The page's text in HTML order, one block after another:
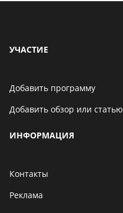
УЧАСТИЕ
Добавить программу
Добавить обзор или статью
ИНФОРМАЦИЯ
Контакты
Реклама